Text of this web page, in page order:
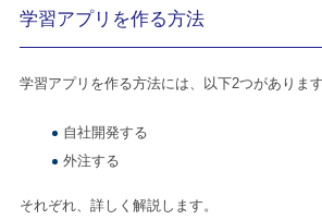
学習アプリを作る方法
学習アプリを作る方法には、以下2つがあります
自社開発する
外注する
それぞれ、詳しく解説します。